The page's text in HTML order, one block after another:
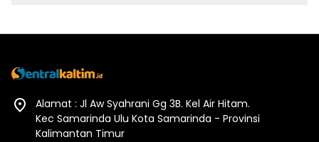
Alamat : Jl Aw Syahrani Gg 3B. Kel Air Hitam.
Kec Samarinda Ulu Kota Samarinda - Provinsi
Kalimantan Timur